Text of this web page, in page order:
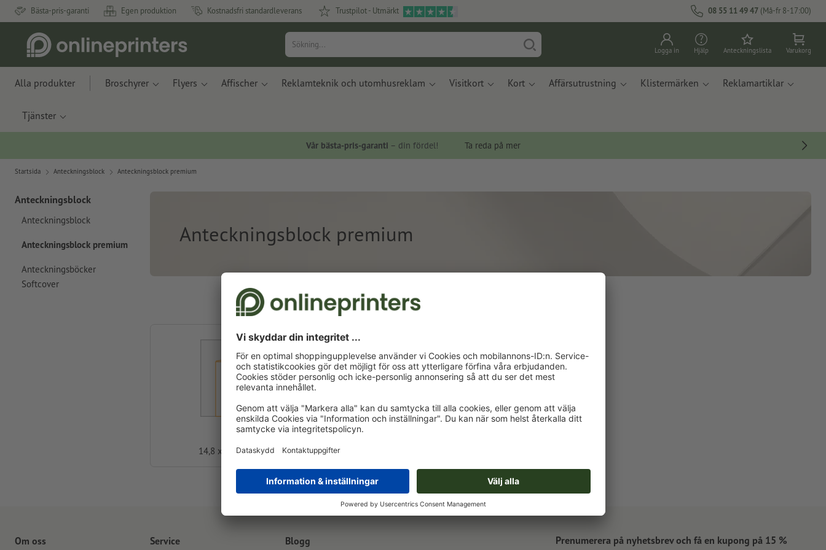
Bästa-pris-garanti Egen produktion Kostnadsfri standardleverans Trustpilot - Utmärkt 08 55 11 49 47 (Må-fr 8-17:00)
Logga in Hjälp Anteckningslista Varukorg
Alla produkter Broschyrer Flyers Affischer Reklamteknik och utomhusreklam Visitkort Kort Affärsutrustning Klistermärken Reklamartiklar
Tjänster
Vår bästa-pris-garanti – din fördel! Ta reda på mer
Startsida Anteckningsblock Anteckningsblock premium
Anteckningsblock
Anteckningsblock
Anteckningsblock premium
Anteckningsböcker
Softcover
Anteckningsblock premium
14,8 x 21,0 cm
Om oss Service Blogg Prenumerera på nyhetsbrev och få en kupong på 15 %